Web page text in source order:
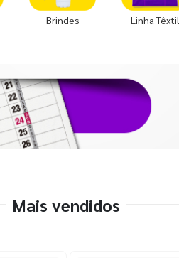
Brindes Linha Têxtil
Mais vendidos